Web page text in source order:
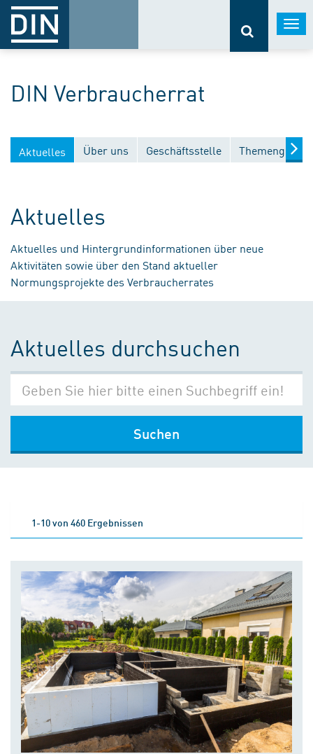
DIN Verbraucherrat
Aktuelles Über uns Geschäftsstelle
Aktuelles
Aktuelles und Hintergrundinformationen über neue
Aktivitäten sowie über den Stand aktueller
Normungsprojekte des Verbraucherrates
Aktuelles durchsuchen
Suchen
1-10 von 460 Ergebnissen